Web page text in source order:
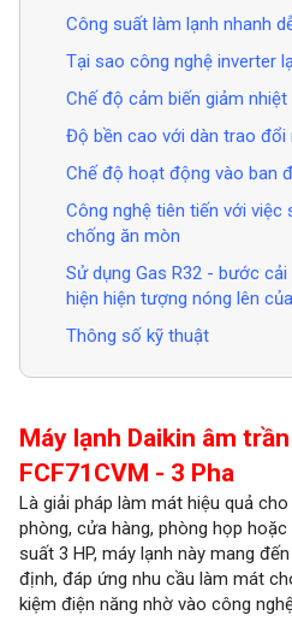
Công suất làm lạnh nhanh
Tại sao công nghệ inverter
Chế độ cảm biến giảm nhiệt
Độ bền cao với dàn trao đổi
Chế độ hoạt động vào ban
Công nghệ tiên tiến với
chống ăn mòn
Sử dụng Gas R32 - bước
hiện hiện tượng nóng lên
Thông số kỹ thuật
Máy lạnh Daikin âm
FCF71CVM - 3 Pha
Là giải pháp làm mát hiệu quả
phòng, cửa hàng, phòng họp
suất 3 HP, máy lạnh này mang
định, đáp ứng nhu cầu làm mát
kiệm điện năng nhờ vào công